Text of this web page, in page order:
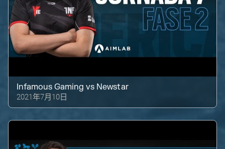
Infamous Gaming vs Newstar
2021年7月10日